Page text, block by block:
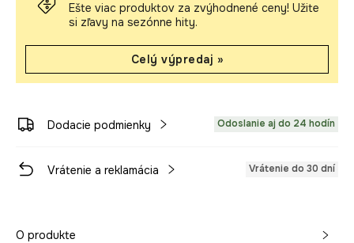
Ešte viac produktov za zvýhodnené ceny! Užite
si zľavy na sezónne hity.
Celý výpredaj »
Dodacie podmienky Odoslanie aj do 24 hodín
Vrátenie a reklamácia Vrátenie do 30 dní
O produkte